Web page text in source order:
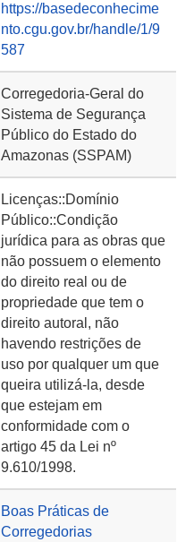
https://basedeconhecime
nto.cgu.gov.br/handle/1/9
587
Corregedoria-Geral do
Sistema de Segurança
Público do Estado do
Amazonas (SSPAM)
Licenças::Domínio
Público::Condição
jurídica para as obras que
não possuem o elemento
do direito real ou de
propriedade que tem o
direito autoral, não
havendo restrições de
uso por qualquer um que
queira utilizá-la, desde
que estejam em
conformidade com o
artigo 45 da Lei nº
9.610/1998.
Boas Práticas de
Corregedorias